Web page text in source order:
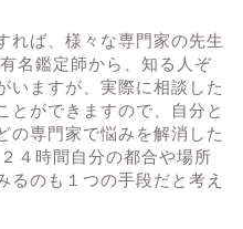
れば、様々な専門家の先生
名鑑定師から、知る人ぞ
いますが、実際に相談した
とができますので、自分と
の専門家で悩みを解消した
４時間自分の都合や場所
るのも１つの手段だと考え